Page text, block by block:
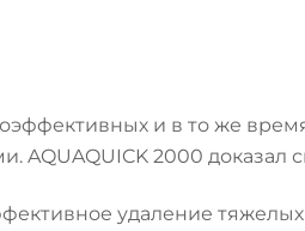
и в то же
AQUAQUICK 2000 доказал
удаление